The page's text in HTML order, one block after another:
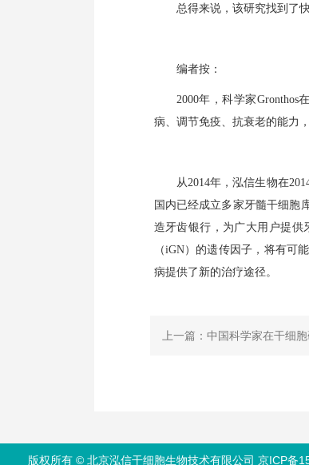
总得来说，该研究找到了
编者按：
2000年，科学家
病、调节免疫、抗衰老的能力
从2014年，泓信生物在
国内已经成立多家牙髓干细胞
造牙齿银行，为广大用户提供
（iGN）的遗传因子 ，将有可
病提供了新的治疗途径。
上一篇：中国科学家在干细
版权所有 © 北京泓信干细胞生物技术有限公司 京ICP备